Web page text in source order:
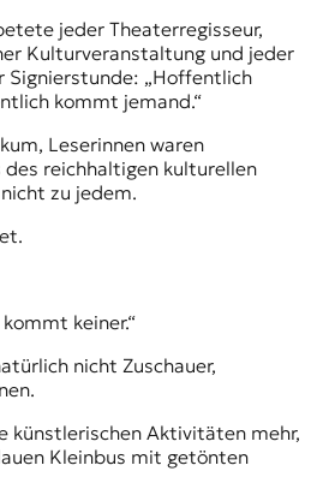
jeder Theaterregisseur,
Kulturveranstaltung und jeder
Signierstunde: „Hoffentlich
kommt jemand.“
Leserinnen waren
reichhaltigen kulturellen
zu jedem.
keiner.“
nicht Zuschauer,
künstlerischen Aktivitäten mehr,
Kleinbus mit getönten